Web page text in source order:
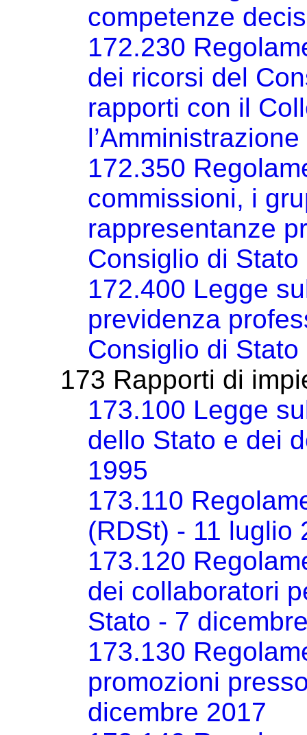
competenze
172.230
dei ricorsi del
rapporti con il
172.350
commissioni, i
rappresentanze
Consiglio di
172.400 Legge
previdenza
Consiglio di
173 Rapporti di
173.100 Legge
dello Stato e dei
1995
173.110
(RDSt) - 11 luglio
173.120
dei collaboratori
Stato - 7
173.130
promozioni
dicembre 2017